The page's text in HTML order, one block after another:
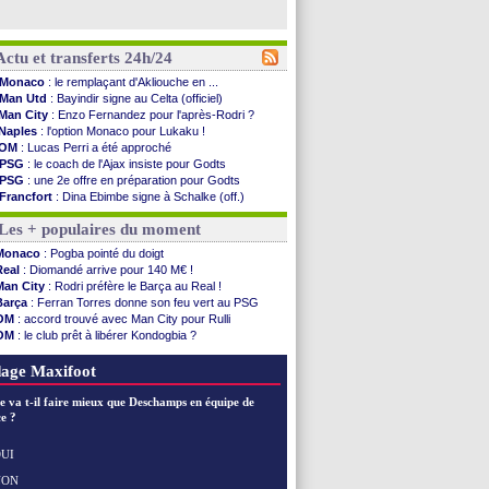
et transferts 24h/24
Monaco : le remplaçant d'Akliouche en ...
Man Utd : Bayindir signe au Celta (officiel)
City : Enzo Fernandez pour l'après-Rodri ?
: l'option Monaco pour Lukaku !
: Lucas Perri a été approché
PSG : le coach de l'Ajax insiste pour Godts
PSG : une 2e offre en préparation pour Godts
Francfort : Dina Ebimbe signe à Schalke (off.)
Strasbourg: Saïdou Sow prêté à Nantes (off.)
Monaco: Filipe Luis aimerait garder Balogun
Dortmund: Newcastle est prévenu pour Nmecha
Barça: première offre à 45 M€ pour Rodri ?
Argentine: le soutien très appuyé à Infantino
Tottenham: Van de Ven va prolonger
Barça : l'agent de Rodri confirme !
: la CAF soutient Infantino
2030: Rubiales charge Infantino et ...
d'Ivoire: Renard affiche ses ambitions
City: Trafford à Leeds pour 47 M€ (off...
Utd
+ populaires du moment
: Pogba pointé du doigt
: Diomandé arrive pour 140 M€ !
City : Rodri préfère le Barça au Real !
: Ferran Torres donne son feu vert au PSG
: accord trouvé avec Man City pour Rulli
: le club prêt à libérer Kondogbia ?
: Luis Enrique satisfait malgré tout
Maxifoot
va t-il faire mieux que Deschamps en équipe de
?